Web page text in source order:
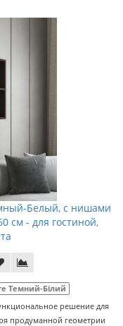
Белый, с нишами
см - для гостиной,
Темний-Білий
решение для
продуманной геометрии